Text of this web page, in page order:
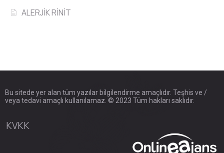
ALERJİK RİNİT
Bu sitede yer alan tüm yazılar bilgilendirme amaçlıdır. Teşhis ve /
veya tedavi amaçlı kullanılamaz. © 2023 Tüm hakları saklıdır.
KVKK